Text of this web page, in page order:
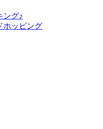
ング♪
ホッピング